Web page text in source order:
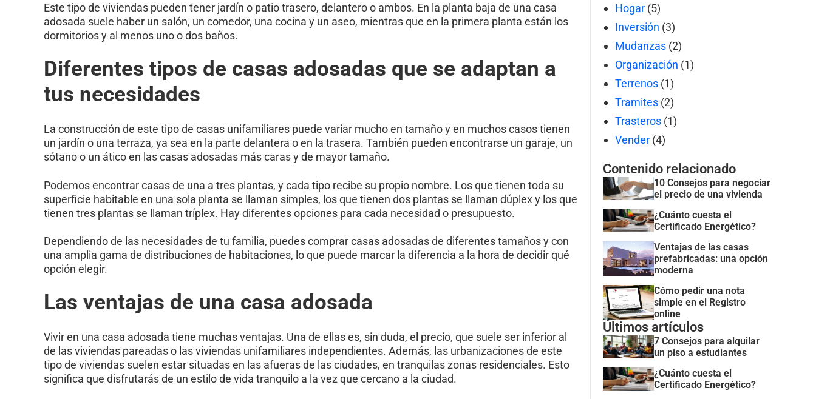
Este tipo de viviendas pueden tener jardín o patio trasero, delantero o ambos. En la planta baja de una casa
adosada suele haber un salón, un comedor, una cocina y un aseo, mientras que en la primera planta están los
dormitorios y al menos uno o dos baños.
Diferentes tipos de casas adosadas que se adaptan a
tus necesidades
La construcción de este tipo de casas unifamiliares puede variar mucho en tamaño y en muchos casos tienen
un jardín o una terraza, ya sea en la parte delantera o en la trasera. También pueden encontrarse un garaje, un
sótano o un ático en las casas adosadas más caras y de mayor tamaño.
Podemos encontrar casas de una a tres plantas, y cada tipo recibe su propio nombre. Los que tienen toda su
superficie habitable en una sola planta se llaman simples, los que tienen dos plantas se llaman dúplex y los que
tienen tres plantas se llaman tríplex. Hay diferentes opciones para cada necesidad o presupuesto.
Dependiendo de las necesidades de tu familia, puedes comprar casas adosadas de diferentes tamaños y con
una amplia gama de distribuciones de habitaciones, lo que puede marcar la diferencia a la hora de decidir qué
opción elegir.
Las ventajas de una casa adosada
Vivir en una casa adosada tiene muchas ventajas. Una de ellas es, sin duda, el precio, que suele ser inferior al
de las viviendas pareadas o las viviendas unifamiliares independientes. Además, las urbanizaciones de este
tipo de viviendas suelen estar situadas en las afueras de las ciudades, en tranquilas zonas residenciales. Esto
significa que disfrutarás de un estilo de vida tranquilo a la vez que cercano a la ciudad.
Hogar (5)
Inversión (3)
Mudanzas (2)
Organización (1)
Terrenos (1)
Tramites (2)
Trasteros (1)
Vender (4)
Contenido relacionado
10 Consejos para negociar
el precio de una vivienda
¿Cuánto cuesta el
Certificado Energético?
Ventajas de las casas
prefabricadas: una opción
moderna
Cómo pedir una nota
simple en el Registro
online
Últimos artículos
7 Consejos para alquilar
un piso a estudiantes
¿Cuánto cuesta el
Certificado Energético?